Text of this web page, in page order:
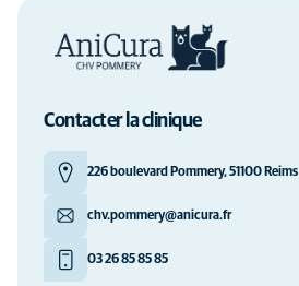
Contacter la clinique
226 boulevard Pommery, 51100 Reims
chv.pommery@anicura.fr
03 26 85 85 85